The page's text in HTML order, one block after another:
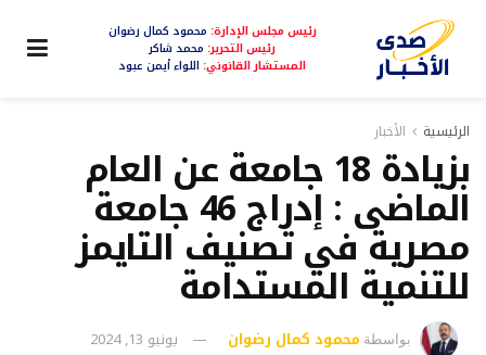
رئيس مجلس الإدارة: محمود كمال رضوان
رئيس التحرير: محمد شاكر
المستشار القانوني: اللواء أيمن عبود
الرئيسية الأخبار
بزيادة 18 جامعة عن العام
الماضى : إدراج 46 جامعة
مصرية في تصنيف التايمز
للتنمية المستدامة
بواسطة محمود كمال رضوان يونيو 13, 2024